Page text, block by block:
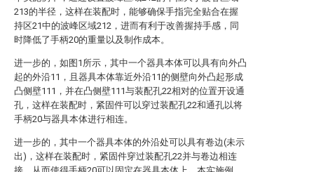
213的半径，这样在装配时，能够确保手指完全贴合在握
持区21中的波峰区域212，进而有利于改善握持手感，同
时降低了手柄20的重量以及制作成本。
进一步的，如图1所示，其中一个器具本体可以具有向外凸
起的外沿11，且器具本体靠近外沿11的侧壁向外凸起形成
凸侧壁111，并在凸侧壁111与装配孔22相对的位置开设通
孔，这样在装配时，紧固件可以穿过装配孔22和通孔以将
手柄20与器具本体进行相连。
进一步的，其中一个器具本体的外沿处可以具有卷边(未示
出)，这样在装配时，紧固件穿过装配孔22并与卷边相连